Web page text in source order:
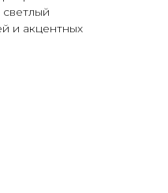
и акцентных